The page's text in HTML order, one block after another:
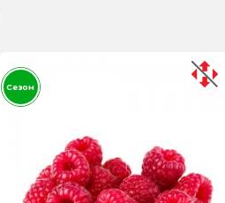
Сезон